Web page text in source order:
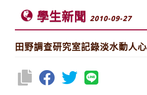
學生新聞 2010-09-27
田野調查研究室記錄淡水動人心